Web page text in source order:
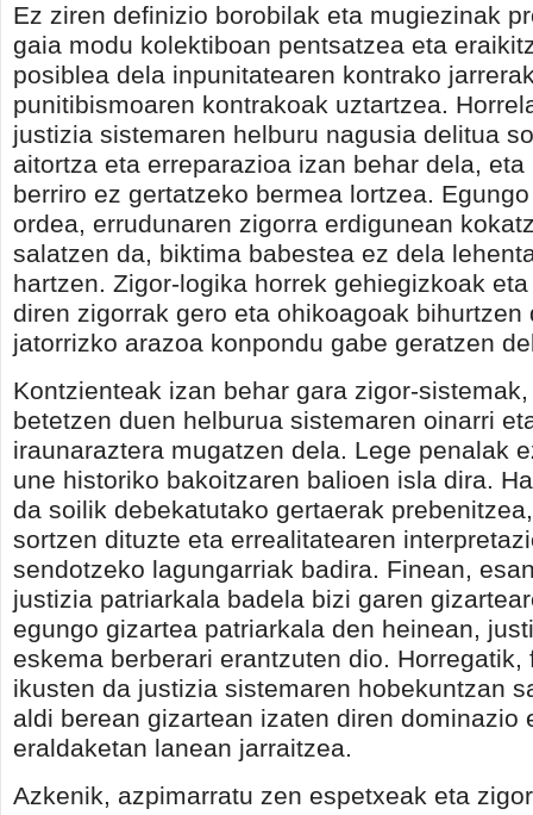
Ez ziren definizio borobilak eta mugiezinak
gaia modu kolektiboan pentsatzea eta
posiblea dela inpunitatearen kontrako
punitibismoaren kontrakoak uztartzea.
justizia sistemaren helburu nagusia delitua
aitortza eta erreparazioa izan behar dela,
berriro ez gertatzeko bermea lortzea.
ordea, errudunaren zigorra erdigunean
salatzen da, biktima babestea ez dela
hartzen. Zigor-logika horrek gehiegizkoak
diren zigorrak gero eta ohikoagoak bihurtzen
jatorrizko arazoa konpondu gabe geratzen
Kontzienteak izan behar gara zigor-
betetzen duen helburua sistemaren oinarri
iraunaraztera mugatzen dela. Lege penalak
une historiko bakoitzaren balioen isla dira.
da soilik debekatutako gertaerak
sortzen dituzte eta errealitatearen
sendotzeko lagungarriak badira. Finean,
justizia patriarkala badela bizi garen
egungo gizartea patriarkala den heinean,
eskema berberari erantzuten dio. Horregatik,
ikusten da justizia sistemaren hobekuntzan
aldi berean gizartean izaten diren dominazio
eraldaketan lanean jarraitzea.
Azkenik, azpimarratu zen espetxeak eta